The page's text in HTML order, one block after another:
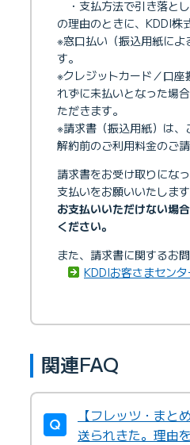
・支払方法で引き落と
の理由のときに、KDDI株
※窓口払い（振込用紙に
す。
※クレジットカード／口
れずに未払いとなった場
ただきます。
※請求書（振込用紙）は
解約前のご利用料金のご
請求書をお受け取りにな
支払いをお願いいたします
お支払いいただけない場
ください。
また、請求書に関するお
KDDIお客さまセンタ
関連FAQ
【フレッツ・ま
送られきた。理由